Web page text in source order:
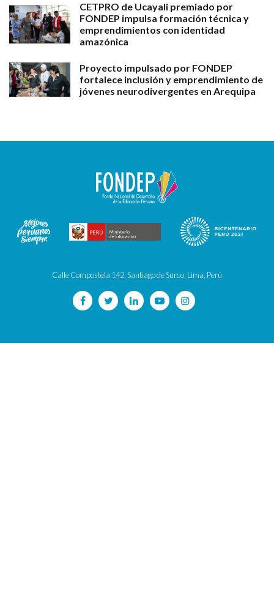
CETPRO de Ucayali premiado por
FONDEP impulsa formación técnica y
emprendimientos con identidad
amazónica
Proyecto impulsado por FONDEP
fortalece inclusión y emprendimiento de
jóvenes neurodivergentes en Arequipa
Calle Compostela 142, Santiago de Surco, Lima, Perú